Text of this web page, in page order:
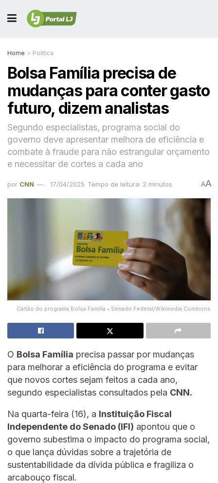
Home Política
Bolsa Família precisa de
mudanças para conter gasto
futuro, dizem analistas
Segundo especialistas, programa social do
governo deve apresentar melhora de eficiência e
combate à fraude para não estrangular orçamento
e necessitar de cortes a cada ano
por CNN 17/04/2025 Tempo de leitura: 2 minutos AA
Cartão do programa Bolsa Família • Senado Federal/Wikimedia Commons
O Bolsa Família precisa passar por mudanças
para melhorar a eficiência do programa e evitar
que novos cortes sejam feitos a cada ano,
segundo especialistas consultados pela CNN.
Na quarta-feira (16), a Instituição Fiscal
Independente do Senado (IFI) apontou que o
governo subestima o impacto do programa social,
o que lança dúvidas sobre a trajetória de
sustentabilidade da dívida pública e fragiliza o
arcabouço fiscal.